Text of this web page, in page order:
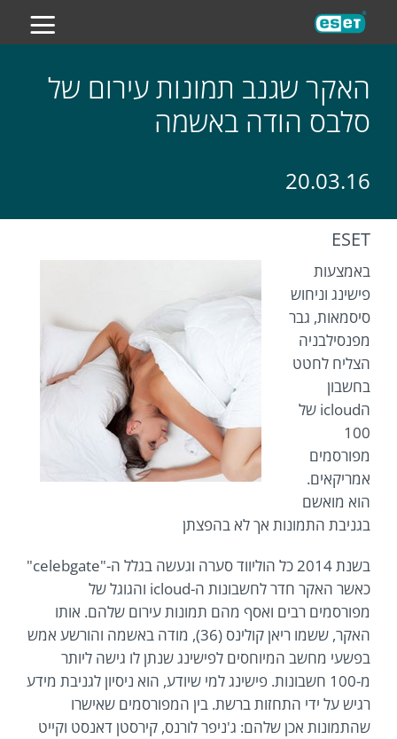
האקר שגנב תמונות עירום של
סלבס הודה באשמה
20.03.16
ESET
באמצעות
פישינג וניחוש
סיסמאות, גבר
מפנסילבניה
הצליח לחטט
בחשבון
הicloud של
100
מפורסמים
אמריקאים.
הוא מואשם
בגניבת התמונות אך לא בהפצתן
בשנת 2014 כל הוליווד סערה וגעשה בגלל ה-"celebgate"
כאשר האקר חדר לחשבונות ה-icloud והגוגל של
מפורסמים רבים ואסף מהם תמונות עירום שלהם. אותו
האקר, ששמו ריאן קולינס (36), מודה באשמה והורשע אמש
בפשעי מחשב המיוחסים לפישינג שנתן לו גישה ליותר
מ-100 חשבונות. פישינג למי שיודע, הוא ניסיון לגניבת מידע
רגיש על ידי התחזות ברשת. בין המפורסמים שאישרו
שהתמונות אכן שלהם: ג'ניפר לורנס, קירסטן דאנסט וקייט